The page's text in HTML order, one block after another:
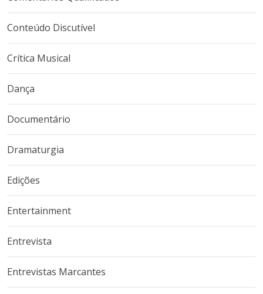
Conteúdo Discutível
Crítica Musical
Dança
Documentário
Dramaturgia
Edições
Entertainment
Entrevista
Entrevistas Marcantes